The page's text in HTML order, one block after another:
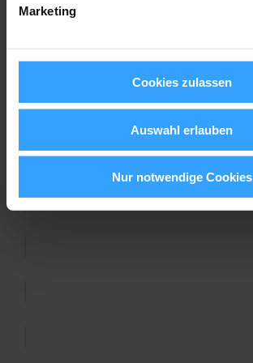
Marketing
Cookies zulassen
Auswahl erlauben
Nur notwendige Cookies